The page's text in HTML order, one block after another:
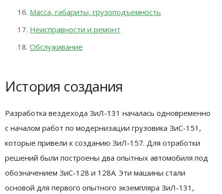
Масса, габариты, грузоподъемность
Неисправности и ремонт
Обслуживание
История создания
Разработка вездехода ЗиЛ-131 началась одновременно
с началом работ по модернизации грузовика ЗиС-151,
которые привели к созданию ЗиЛ-157. Для отработки
решений были построены два опытных автомобиля под
обозначением ЗиС-128 и 128А. Эти машины стали
основой для первого опытного экземпляра ЗиЛ-131,